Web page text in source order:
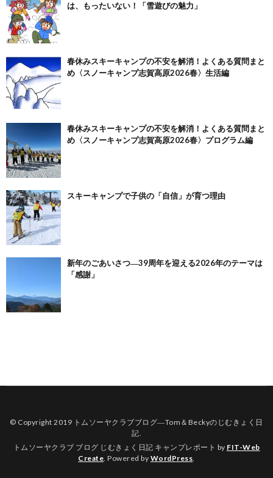
は、もったいない！「雪遊びの魅力」
春休みスキーキャンプの不安を解消！よくある質問まと
め〈スノーキャンプ志賀高原2026春〉生活編
春休みスキーキャンプの不安を解消！よくある質問まと
め〈スノーキャンプ志賀高原2026春〉プログラム編
スキーキャンプで子供の「自信」が育つ理由
新年のごあいさつ―39周年を迎える2026年のテーマは
「感謝」
© Copyright 2019 トムソーヤクラブブログ―Tom＆Beckyのじむきょく日
記.
トムソーヤクラブ ブログ じむきょく日記 キャンプレポート by FIT-Web
Create. Powered by WordPress.